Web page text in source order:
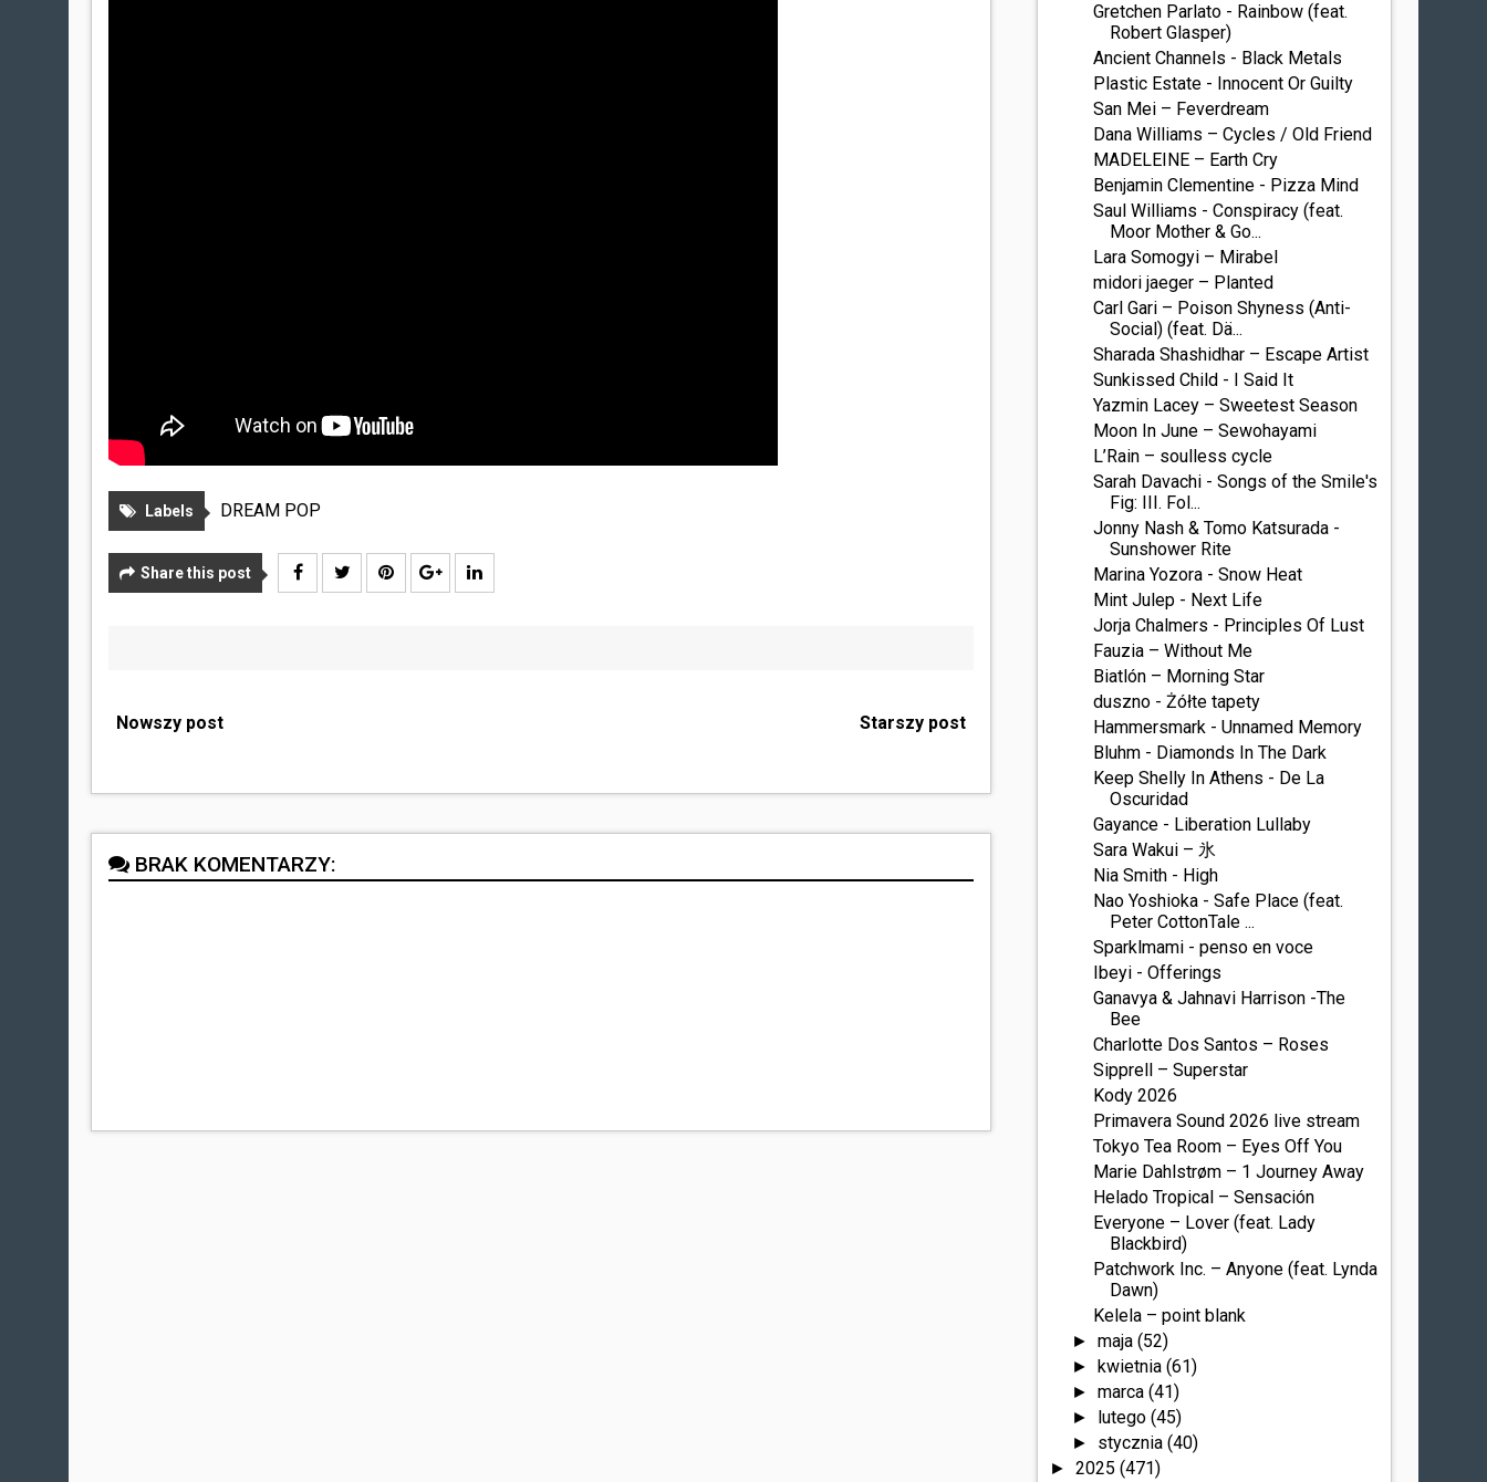
Labels DREAM POP
Share this post
Nowszy post Starszy post
BRAK KOMENTARZY:
Gretchen Parlato - Rainbow (feat.
Robert Glasper)
Ancient Channels - Black Metals
Plastic Estate - Innocent Or Guilty
San Mei – Feverdream
Dana Williams – Cycles / Old Friend
MADELEINE – Earth Cry
Benjamin Clementine - Pizza Mind
Saul Williams - Conspiracy (feat.
Moor Mother & Go...
Lara Somogyi – Mirabel
midori jaeger – Planted
Carl Gari – Poison Shyness (Anti-
Social) (feat. Dä...
Sharada Shashidhar – Escape Artist
Sunkissed Child - I Said It
Yazmin Lacey – Sweetest Season
Moon In June – Sewohayami
L’Rain – soulless cycle
Sarah Davachi - Songs of the Smile's
Fig: III. Fol...
Jonny Nash & Tomo Katsurada -
Sunshower Rite
Marina Yozora - Snow Heat
Mint Julep - Next Life
Jorja Chalmers - Principles Of Lust
Fauzia – Without Me
Biatlón – Morning Star
duszno - Żółte tapety
Hammersmark - Unnamed Memory
Bluhm - Diamonds In The Dark
Keep Shelly In Athens - De La
Oscuridad
Gayance - Liberation Lullaby
Sara Wakui – 氷
Nia Smith - High
Nao Yoshioka - Safe Place (feat.
Peter CottonTale ...
Sparklmami - penso en voce
Ibeyi - Offerings
Ganavya & Jahnavi Harrison -The
Bee
Charlotte Dos Santos – Roses
Sipprell – Superstar
Kody 2026
Primavera Sound 2026 live stream
Tokyo Tea Room – Eyes Off You
Marie Dahlstrøm – 1 Journey Away
Helado Tropical – Sensación
Everyone – Lover (feat. Lady
Blackbird)
Patchwork Inc. – Anyone (feat. Lynda
Dawn)
Kelela – point blank
► maja (52)
► kwietnia (61)
► marca (41)
► lutego (45)
► stycznia (40)
►2025(471)